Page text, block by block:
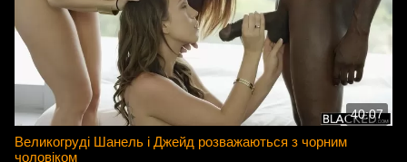
40:07
Великогруді Шанель і Джейд розважаються з чорним
чоловіком